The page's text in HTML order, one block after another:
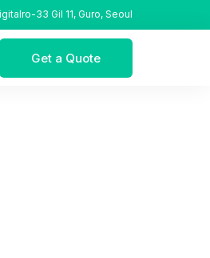
33 Gil 11, Guro, Seoul
Get a Quote